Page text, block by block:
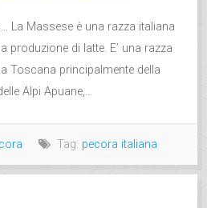
La Massese è una razza italiana
produzione di latte. E’ una razza
Toscana principalmente della
Alpi Apuane,...
Tag: pecora italiana